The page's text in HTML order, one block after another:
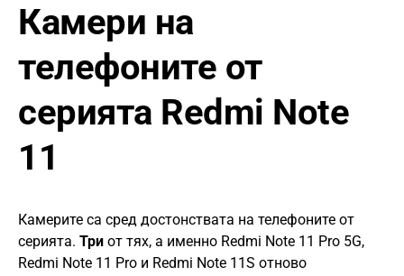
Камери на
телефоните от
серията Redmi Note
11
Камерите са сред достонствата на телефоните от
серията. Три от тях, а именно Redmi Note 11 Pro 5G,
Redmi Note 11 Pro и Redmi Note 11S отново